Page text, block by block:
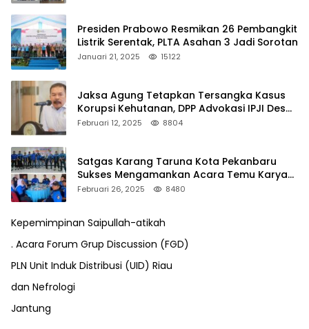
Presiden Prabowo Resmikan 26 Pembangkit
Listrik Serentak, PLTA Asahan 3 Jadi Sorotan
Januari 21, 2025 15122
Jaksa Agung Tetapkan Tersangka Kasus
Korupsi Kehutanan, DPP Advokasi IPJI Desak
Pengusutan Pajak RAPP
Februari 12, 2025 8804
Satgas Karang Taruna Kota Pekanbaru
Sukses Mengamankan Acara Temu Karya
VII Karang Taruna Pekanbaru
Februari 26, 2025 8480
Kepemimpinan Saipullah-atikah
. Acara Forum Grup Discussion (FGD)
PLN Unit Induk Distribusi (UID) Riau
dan Nefrologi
Jantung